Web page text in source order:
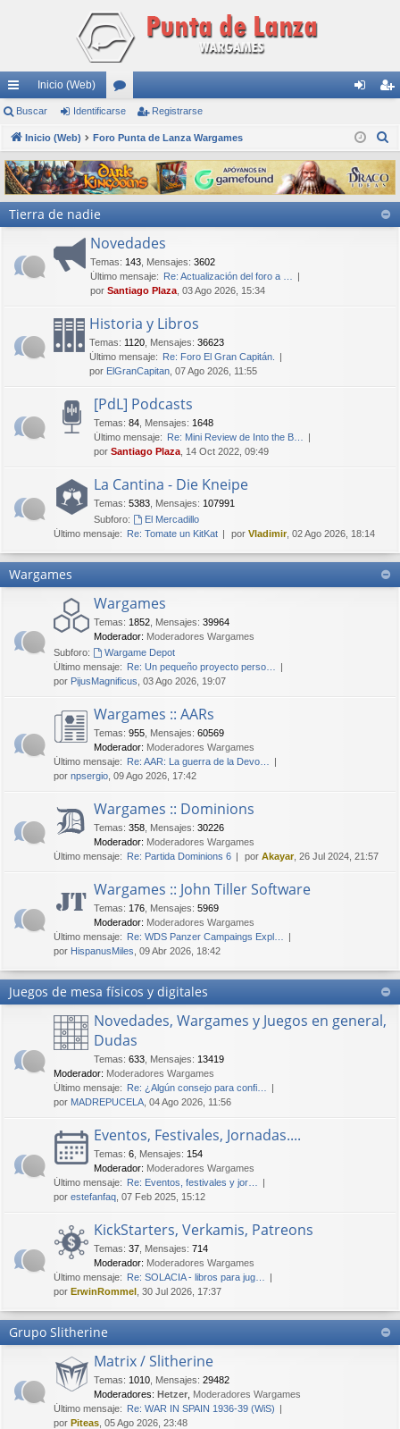
nl
ac
es
rá
pi
Inicio (Web)
or
os nti
fic
ar
ist
ra
rs
e
Buscar Identificarse Registrarse
Inicio (Web) Foro Punta de Lanza Wargames
s
c
Tierra de nadie
Novedades
Temas: 143 Mensajes: 3602
Último mensaje: Re: Actualización del foro a …
por Santiago Plaza , 03 Ago 2026, 15:34
Historia y Libros
Temas: 1120 Mensajes: 36623
Último mensaje: Re: Foro El Gran Capitán.
por ElGranCapitan , 07 Ago 2026, 11:55
[PdL] Podcasts
Temas: 84 Mensajes: 1648
Último mensaje: Re: Mini Review de Into the B…
por Santiago Plaza , 14 Oct 2022, 09:49
La Cantina - Die Kneipe
Temas: 5383 Mensajes: 107991
Subforo:
El Mercadillo
Último mensaje: Re: Tomate un KitKat por Vladimir, 02 Ago 2026, 18:14
Wargames
Wargames
Temas: 1852 Mensajes: 39964
Moderador: Moderadores Wargames
Subforo:
Wargame Depot
Último mensaje: Re: Un pequeño proyecto perso…
por PijusMagnificus , 03 Ago 2026, 19:07
Wargames :: AARs
Temas: 955 Mensajes: 60569
Moderador: Moderadores Wargames
Último mensaje: Re: AAR: La guerra de la Devo…
por npsergio , 09 Ago 2026, 17:42
Wargames :: Dominions
Temas: 358 Mensajes: 30226
Moderador: Moderadores Wargames
Último mensaje: Re: Partida Dominions 6 por Akayar, 26 Jul 2024, 21:57
Wargames :: John Tiller Software
Temas: 176 Mensajes: 5969
Moderador: Moderadores Wargames
Último mensaje: Re: WDS Panzer Campaings Expl…
por HispanusMiles , 09 Abr 2026, 18:42
Juegos de mesa físicos y digitales
Novedades, Wargames y Juegos en general,
Dudas
Temas: 633 Mensajes: 13419
Moderador: Moderadores Wargames
Último mensaje: Re: ¿Algún consejo para confi…
por MADREPUCELA , 04 Ago 2026, 11:56
Eventos, Festivales, Jornadas....
Temas: 6 Mensajes: 154
Moderador: Moderadores Wargames
Último mensaje: Re: Eventos, festivales y jor…
por estefanfaq , 07 Feb 2025, 15:12
KickStarters, Verkamis, Patreons
Temas: 37 Mensajes: 714
Moderador: Moderadores Wargames
Último mensaje: Re: SOLACIA - libros para jug…
por ErwinRommel , 30 Jul 2026, 17:37
Grupo Slitherine
Matrix / Slitherine
Temas: 1010 Mensajes: 29482
Moderadores: Hetzer Moderadores Wargames
Último mensaje: Re: WAR IN SPAIN 1936-39 (WiS)
por Piteas , 05 Ago 2026, 23:48